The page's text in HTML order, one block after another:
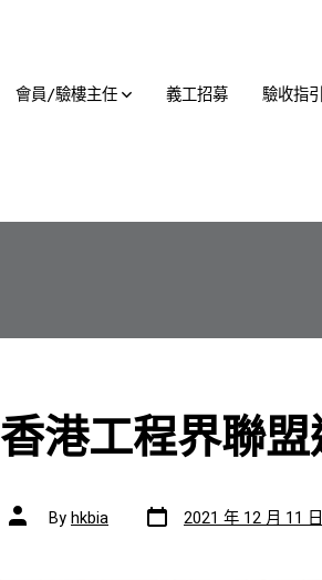
會員/驗樓主任 義工招募 驗收指引
香港工程界聯
Post
authorByhkbia Post
date 2021 年 12 月 11 日